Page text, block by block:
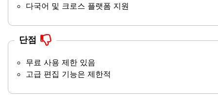
다국어 및 크로스 플랫폼 지원
단점
무료 사용 제한 있음
고급 편집 기능은 제한적